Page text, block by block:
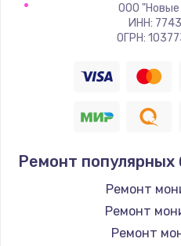
880
390
Замена
ООО
ИНН:
ОГРН:
Ремонт популярных
Ремонт
Ремонт
Ремонт